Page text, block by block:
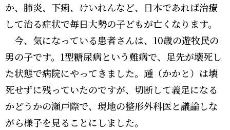
か、肺炎、下痢、けいれんなど、日本であれば治療
して治る症状で毎日大勢の子どもが亡くなります。
今、気になっている患者さんは、10歳の遊牧民の
男の子です。1型糖尿病という難病で、足先が壊死し
た状態で病院にやってきました。踵（かかと）は壊
死せずに残っていたのですが、切断して義足になる
かどうかの瀬戸際で、現地の整形外科医と議論しな
がら様子を見ることにしました。